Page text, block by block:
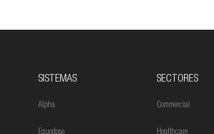
SISTEMAS
Alpha
Equodose
SECTORES
Commercial
Healthcare